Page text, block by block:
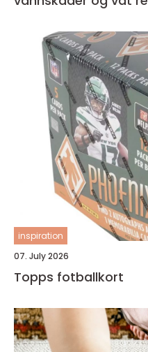
inspiration
07. July 2026
Topps fotballkort